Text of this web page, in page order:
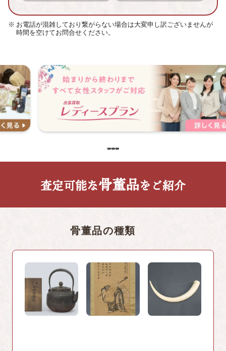
お電話が混雑しており繋がらない場合は大変申し訳ございませんが
時間を空けてお問合せください。
査定可能な骨董品をご紹介
骨董品の種類